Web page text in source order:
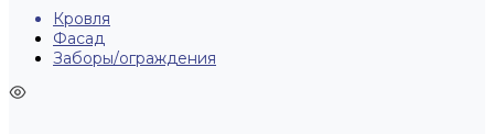
Кровля
Фасад
Заборы/ограждения